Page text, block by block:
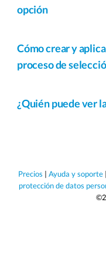
opción
Cómo crear y
proceso de
¿Quién puede ver
Precios | Ayuda y soporte |
protección de datos